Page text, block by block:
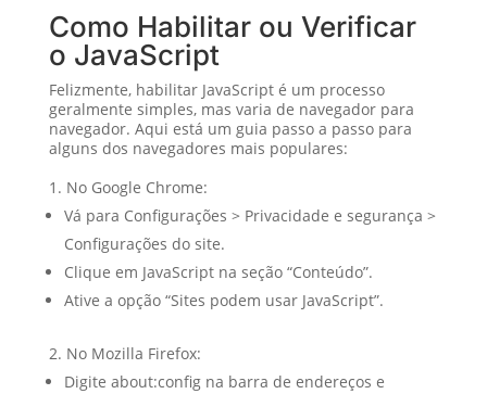
Como Habilitar ou Verificar
o JavaScript
Felizmente, habilitar JavaScript é um processo
geralmente simples, mas varia de navegador para
navegador. Aqui está um guia passo a passo para
alguns dos navegadores mais populares:
No Google Chrome:
Vá para Configurações > Privacidade e segurança >
Configurações do site.
Clique em JavaScript na seção “Conteúdo”.
Ative a opção “Sites podem usar JavaScript”.
No Mozilla Firefox:
Digite about:config na barra de endereços e